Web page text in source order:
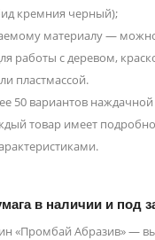
кремния черный);
материалу —
работы с деревом,
пластмассой.
50 вариантов
товар имеет
в наличии и под
«Промбай Абразив» —